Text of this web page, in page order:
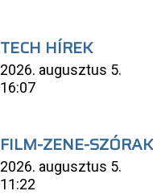
TECH HÍREK
2026. augusztus 5.
16:07
FILM-ZENE-
2026. augusztus 5.
11:22